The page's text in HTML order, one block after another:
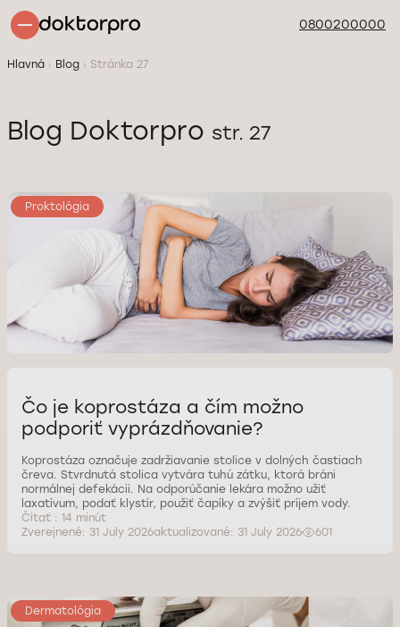
0800200000
Hlavná Blog Stránka 27
Blog Doktorpro str. 27
Proktológia
Čo je koprostáza a čím možno
podporiť vyprázdňovanie?
Koprostáza označuje zadržiavanie stolice v dolných častiach
čreva. Stvrdnutá stolica vytvára tuhú zátku, ktorá bráni
normálnej defekácii. Na odporúčanie lekára možno užiť
laxatívum, podať klystír, použiť čapíky a zvýšiť príjem vody.
Čítať : 14 minút
Zverejnené: 31 July 2026aktualizované: 31 July 2026 601
Dermatológia